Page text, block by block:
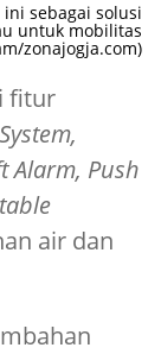
ini sebagai solusi
untuk mobilitas
zonajogja.com)
fitur
Alarm, Push
air dan